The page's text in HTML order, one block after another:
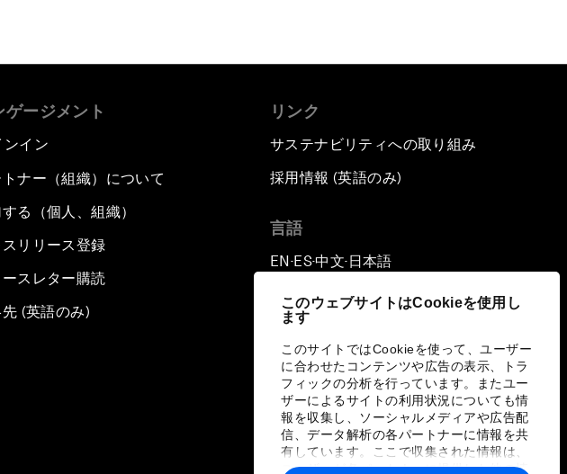
このウェブサイトはCookieを使用し
ます
このサイトではCookieを使って、ユーザー
に合わせたコンテンツや広告の表示、トラ
フィックの分析を行っています。またユー
ザーによるサイトの利用状況についても情
報を収集し、ソーシャルメディアや広告配
信、データ解析の各パートナーに情報を共
有しています。ここで収集された情報は、
ユーザーが各パートナーに提供した他の情
ゲージメント
ンイン
ナー（組織）について
る（個人、組織）
リリース登録
スレター購読
(英語のみ)
リンク
サステナビリティへの取り組み
採用情報 (英語のみ)
言語
EN ▪ ES▪中文▪ 日本語